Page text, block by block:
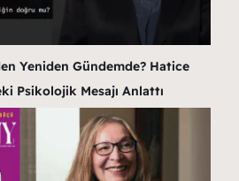
Yeniden Gündemde? Hatice
Psikolojik Mesajı Anlattı